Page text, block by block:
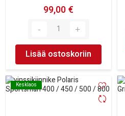
99,00 €
Lisää ostoskoriin
Kesklaos
Kesklaos